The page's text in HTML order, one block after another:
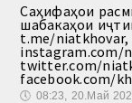
Саҳифаҳои
шабакаҳои
t.me/niatkhovar,
instagram.com/
twitter.com/
facebook.com/
🕔 08:23, 20.Май